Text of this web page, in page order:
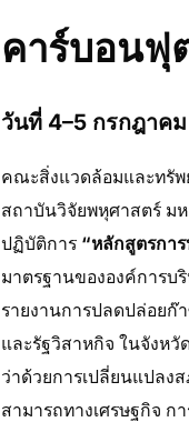
คาร์บอนฟุ
วันที่ 4–5 กรกฎาค
คณะสิ่งแวดล้อมและทรัพ
สถาบันวิจัยพหุศาสตร์ ม
ปฏิบัติการ “หลักสูตรกา
มาตรฐานขององค์การบ
รายงานการปลดปล่อยก๊
และรัฐวิสาหกิจ ในจังหวั
ว่าด้วยการเปลี่ยนแปลง
สามารถทางเศรษฐกิจ